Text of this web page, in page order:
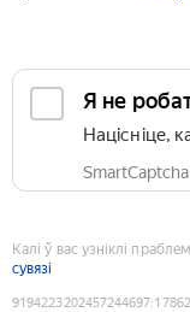
Я не
Націсніце,
Калі ў вас узніклі
сувязі
9194223202457244697: